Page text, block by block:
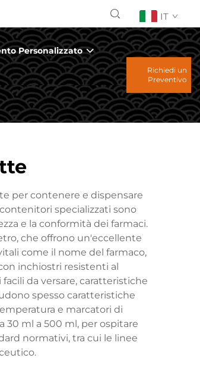
IT
Personalizzato
Richiedi un
Preventivo
per contenere e dispensare
specializzati sono
e la conformità dei farmaci.
che offrono un'eccellente
come il nome del farmaco,
inchiostri resistenti al
da versare, caratteristiche
spesso caratteristiche
e marcatori di
30 ml a 500 ml, per ospitare
normativi, tra cui le linee